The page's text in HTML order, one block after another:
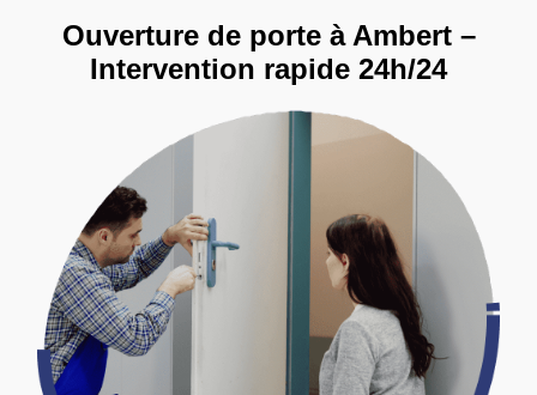
Ouverture de porte à Ambert –
Intervention rapide 24h/24